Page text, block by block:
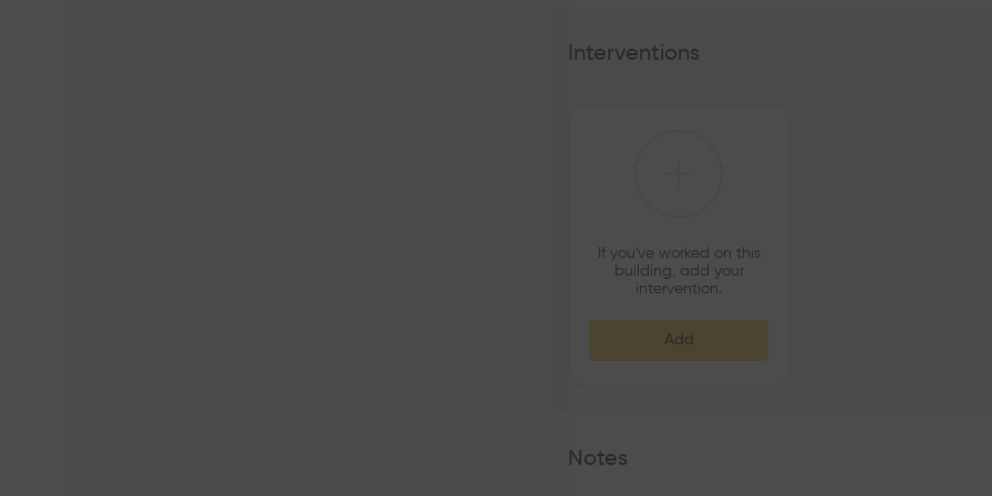
Interventions
If you've worked on this
building, add your
intervention.
Add
Notes